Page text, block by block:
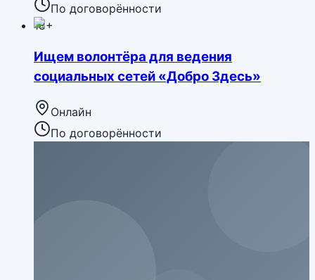
По договорённости
18+
Ищем волонтёра для ведения
социальных сетей «Добро Здесь»
Онлайн
По договорённости